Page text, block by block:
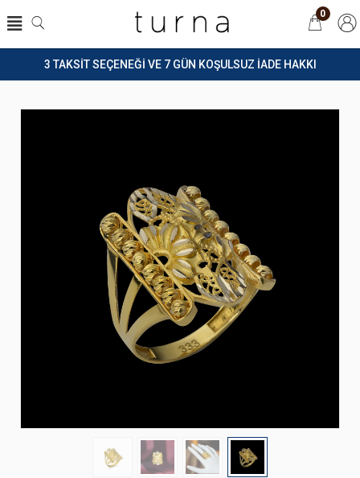
3 TAKSİT SEÇENEĞİ VE 7 GÜN KOŞULSUZ İADE HAKKI
0